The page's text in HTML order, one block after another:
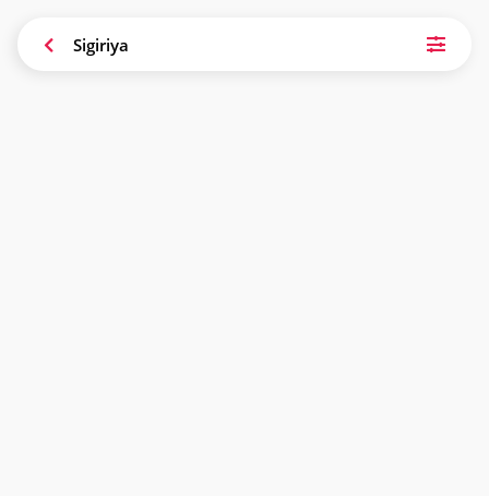
Sigiriya